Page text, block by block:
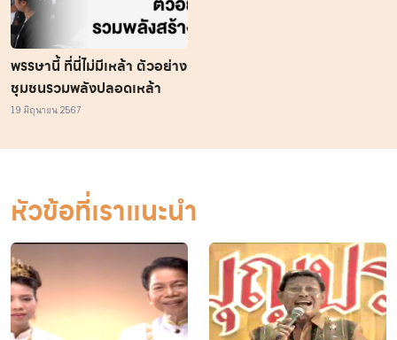
พรรษานี้ ที่นี่ไม่มีเหล้า ตัวอย่าง
ชุมชนรวมพลังปลอดเหล้า
19 มิถุนายน 2567
หัวข้อที่เราแนะนำ